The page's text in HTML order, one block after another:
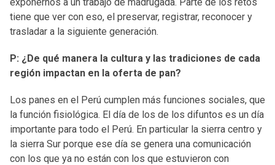
tiene que ver con eso, el preservar, registrar, reconocer y
trasladar a la siguiente generación.
P: ¿De qué manera la cultura y las tradiciones de cada
región impactan en la oferta de pan?
Los panes en el Perú cumplen más funciones sociales, que
la función fisiológica. El día de los de los difuntos es un día
importante para todo el Perú. En particular la sierra centro y
la sierra Sur porque ese día se genera una comunicación
con los que ya no están con los que estuvieron con